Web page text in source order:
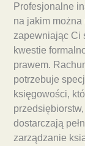
Profesjonalne
na jakim
zapewniając Ci
kwestie
prawem.
potrzebuje
księgowości,
dostarczają
zarządzanie